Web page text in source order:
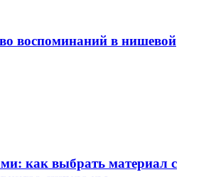
воспоминаний в нишевой
как выбрать материал с